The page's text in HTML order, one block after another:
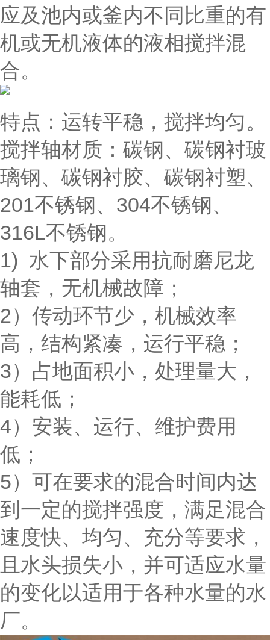
应及池内或釜内不同比重的有
机或无机液体的液相搅拌混
合。
特点：运转平稳，搅拌均匀。
搅拌轴材质：碳钢、碳钢衬玻
璃钢、碳钢衬胶、碳钢衬塑、
201不锈钢、304不锈钢、
316L不锈钢。
1) 水下部分采用抗耐磨尼龙
轴套，无机械故障；
2）传动环节少，机械效率
高，结构紧凑，运行平稳；
3）占地面积小，处理量大，
能耗低；
4）安装、运行、维护费用
低；
5）可在要求的混合时间内达
到一定的搅拌强度，满足混合
速度快、均匀、充分等要求，
且水头损失小，并可适应水量
的变化以适用于各种水量的水
厂。